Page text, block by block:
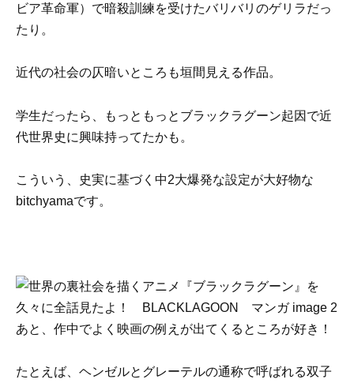
ビア革命軍）で暗殺訓練を受けたバリバリのゲリラだっ
たり。
近代の社会の仄暗いところも垣間見える作品。
学生だったら、もっともっとブラックラグーン起因で近
代世界史に興味持ってたかも。
こういう、史実に基づく中2大爆発な設定が大好物な
bitchyamaです。
あと、作中でよく映画の例えが出てくるところが好き！
たとえば、ヘンゼルとグレーテルの通称で呼ばれる双子